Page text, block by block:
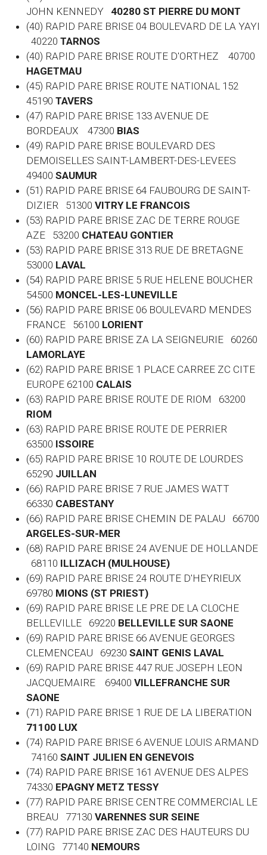
JOHN KENNEDY
40280 ST PIERRE DU MONT
(40) RAPID PARE BRISE 04 BOULEVARD DE LA YAYI
40220 TARNOS
(40) RAPID PARE BRISE ROUTE D'ORTHEZ 40700
HAGETMAU
(45) RAPID PARE BRISE ROUTE NATIONAL 152
45190 TAVERS
(47) RAPID PARE BRISE 133 AVENUE DE
BORDEAUX 47300 BIAS
(49) RAPID PARE BRISE BOULEVARD DES
DEMOISELLES SAINT-LAMBERT-DES-LEVEES
49400 SAUMUR
(51) RAPID PARE BRISE 64 FAUBOURG DE SAINT-
DIZIER 51300 VITRY LE FRANCOIS
(53) RAPID PARE BRISE ZAC DE TERRE ROUGE
AZE 53200 CHATEAU GONTIER
(53) RAPID PARE BRISE 313 RUE DE BRETAGNE
53000 LAVAL
(54) RAPID PARE BRISE 5 RUE HELENE BOUCHER
54500 MONCEL-LES-LUNEVILLE
(56) RAPID PARE BRISE 06 BOULEVARD MENDES
FRANCE 56100 LORIENT
(60) RAPID PARE BRISE ZA LA SEIGNEURIE 60260
LAMORLAYE
(62) RAPID PARE BRISE 1 PLACE CARREE ZC CITE
EUROPE 62100 CALAIS
(63) RAPID PARE BRISE ROUTE DE RIOM 63200
RIOM
(63) RAPID PARE BRISE ROUTE DE PERRIER
63500 ISSOIRE
(65) RAPID PARE BRISE 10 ROUTE DE LOURDES
65290 JUILLAN
(66) RAPID PARE BRISE 7 RUE JAMES WATT
66330 CABESTANY
(66) RAPID PARE BRISE CHEMIN DE PALAU 66700
ARGELES-SUR-MER
(68) RAPID PARE BRISE 24 AVENUE DE HOLLANDE
68110 ILLIZACH (MULHOUSE)
(69) RAPID PARE BRISE 24 ROUTE D'HEYRIEUX
69780 MIONS (ST PRIEST)
(69) RAPID PARE BRISE LE PRE DE LA CLOCHE
BELLEVILLE 69220 BELLEVILLE SUR SAONE
(69) RAPID PARE BRISE 66 AVENUE GEORGES
CLEMENCEAU 69230 SAINT GENIS LAVAL
(69) RAPID PARE BRISE 447 RUE JOSEPH LEON
JACQUEMAIRE 69400 VILLEFRANCHE SUR
SAONE
(71) RAPID PARE BRISE 1 RUE DE LA LIBERATION
71100 LUX
(74) RAPID PARE BRISE 6 AVENUE LOUIS ARMAND
74160 SAINT JULIEN EN GENEVOIS
(74) RAPID PARE BRISE 161 AVENUE DES ALPES
74330 EPAGNY METZ TESSY
(77) RAPID PARE BRISE CENTRE COMMERCIAL LE
BREAU 77130 VARENNES SUR SEINE
(77) RAPID PARE BRISE ZAC DES HAUTEURS DU
LOING 77140 NEMOURS